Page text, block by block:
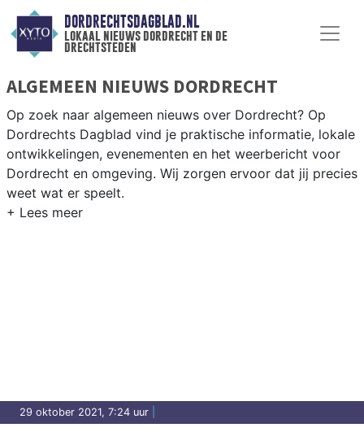
DORDRECHTSDAGBLAD.NL
lokaal nieuws dordrecht en de
drechtsteden
ALGEMEEN NIEUWS DORDRECHT
Op zoek naar algemeen nieuws over Dordrecht? Op
Dordrechts Dagblad vind je praktische informatie, lokale
ontwikkelingen, evenementen en het weerbericht voor
Dordrecht en omgeving. Wij zorgen ervoor dat jij precies
weet wat er speelt.
29 oktober 2021, 7:24 uur